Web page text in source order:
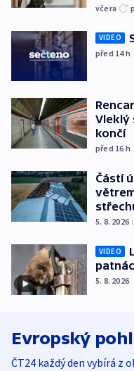
včera
VIDEO
před 14h
Vleklý
končí
před 16 h
Částí
5. 8. 2026
VIDEO
5. 8. 2026
Evropský
ČT24 každý den vybírá z